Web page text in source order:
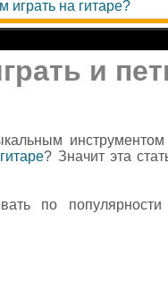
играть на гитаре?
и
? Значит эта
по